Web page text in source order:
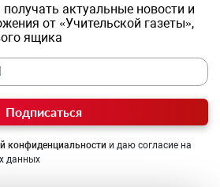
актуальные новости и
от «Учительской газеты»,
ящика
Подписаться
конфиденциальности и даю согласие на
данных